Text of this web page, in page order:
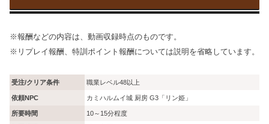
※報酬などの内容は、動画収録時点のものです。
※リプレイ報酬、特訓ポイント報酬については説明を省略しています。
受注/クリア条件 職業レベル48以上
依頼NPC カミハルムイ城 厨房 G3「リン姫」
所要時間 10～15分程度